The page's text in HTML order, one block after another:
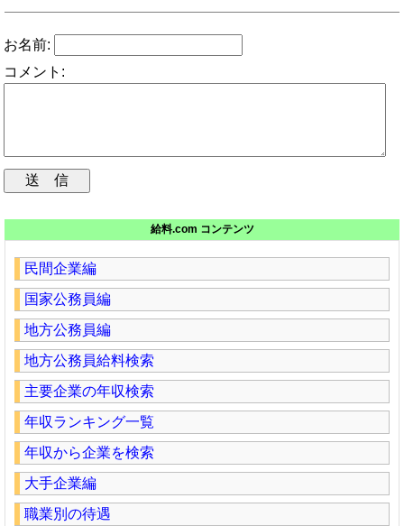
お名前:
コメント:
給料.com コンテンツ
民間企業編
国家公務員編
地方公務員編
地方公務員給料検索
主要企業の年収検索
年収ランキング一覧
年収から企業を検索
大手企業編
職業別の待遇